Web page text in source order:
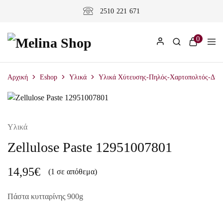
2510 221 671
0
Αρχική Eshop Υλικά Υλικά Χύτευσης-Πηλός-Χαρτοπολτός-
Υλικά
Zellulose Paste 12951007801
14,95€ (1 σε απόθεμα)
Πάστα κυτταρίνης 900g